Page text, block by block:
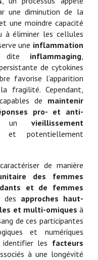
une diminution de la
une moindre capacité
éliminer les cellules
une inflammation
dite inflammaging,
de cytokines
favorise l’apparition
fragilité. Cependant,
de maintenir
pro- et anti-
un vieillissement
et potentiellement
de manière
des femmes
et de femmes
des approches haut-
et multi-omiques à
de ces participantes
et numériques
identifier les facteurs
à une longévité